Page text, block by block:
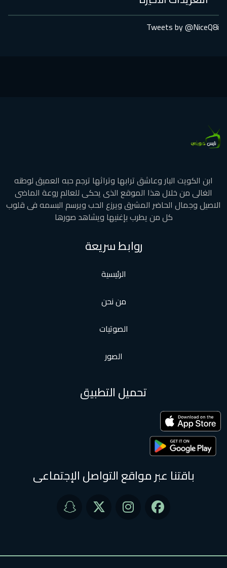
Tweets by @NiceQ8i
ابن الكويت البار وعاشق ترابها وتراثها ترجم حبه العميق لوطنه
الغالى من خلال هذا الموقع الذى يحكى للعالم روعة الماضى
الاصيل وجمال الحاضر المشرق ويرزع الحب ويرسم البسمه فى قلوب
كل من يطرب بإغنيها ويشاهد صورها
روابط سريعة
الرئيسية
من نحن
الصوتيات
الصور
تحميل التطبيق
باقتنا عبر مواقع التواصل الإجتماعى